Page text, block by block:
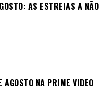
AS ESTREIAS A NÃO
AGOSTO NA PRIME VIDEO